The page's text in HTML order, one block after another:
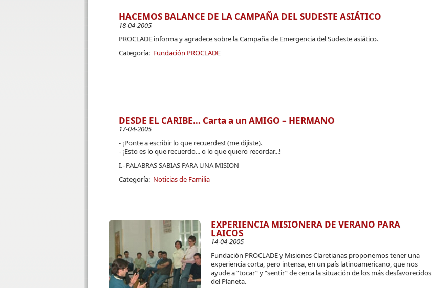
HACEMOS BALANCE DE LA CAMPAÑA DEL SUDESTE ASIÁTICO
18-04-2005
PROCLADE informa y agradece sobre la Campaña de Emergencia del Sudeste asiático.
Categoría: Fundación PROCLADE
DESDE EL CARIBE… Carta a un AMIGO – HERMANO
17-04-2005
- ¡Ponte a escribir lo que recuerdes! (me dijiste).
- ¡Esto es lo que recuerdo... o lo que quiero recordar...!
I.- PALABRAS SABIAS PARA UNA MISION
Categoría: Noticias de Familia
EXPERIENCIA MISIONERA DE VERANO PARA
LAICOS
14-04-2005
Fundación PROCLADE y Misiones Claretianas proponemos tener una
experiencia corta, pero intensa, en un país latinoamericano, que nos
ayude a “tocar” y “sentir” de cerca la situación de los más desfavorecidos
del Planeta.